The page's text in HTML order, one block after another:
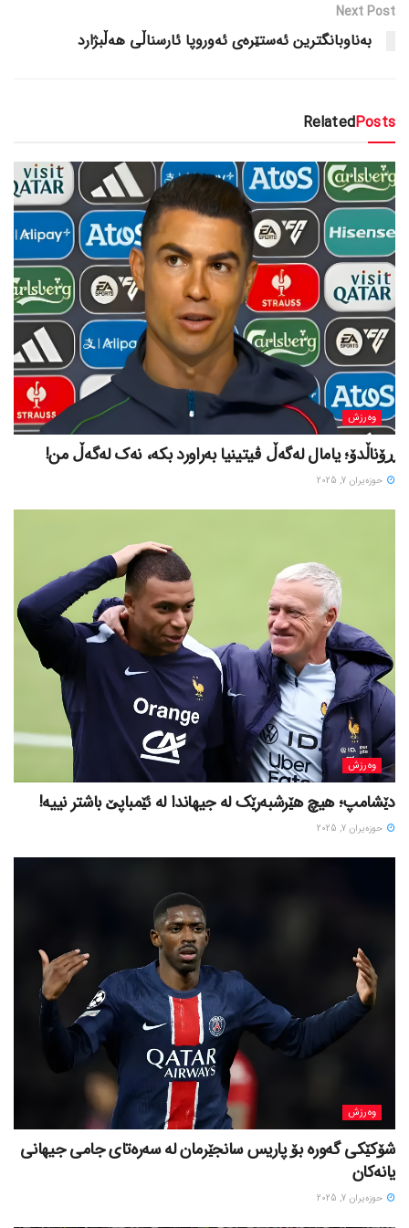
Next Post
بەناوبانگترین ئەستێرەی ئەوروپا ئارسناڵی هەڵبژارد
RelatedPosts
وەرزش
ڕۆناڵدۆ؛ یامال لەگەڵ ڤیتینیا بەراورد بکە، نەک لەگەڵ من!
حوزه‌یران 7, 2025
وەرزش
دێشامپ؛ هیچ هێرشبەرێک لە جیهاندا لە ئێمباپێ باشتر نییە!
حوزه‌یران 7, 2025
وەرزش
شۆکێکی گەورە بۆ پاریس سانجێرمان لە سەرەتای جامی جیهانی
یانەکان
حوزه‌یران 7, 2025